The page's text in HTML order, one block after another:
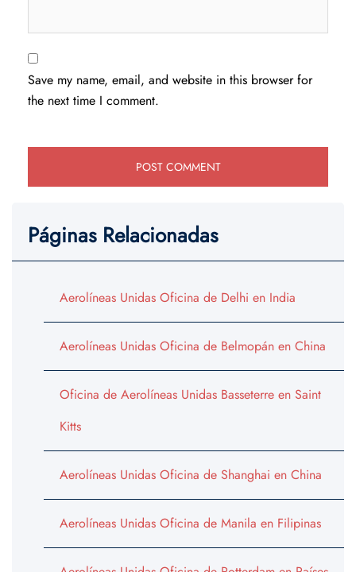
Save my name, email, and website in this browser for
the next time I comment.
Páginas Relacionadas
Aerolíneas Unidas Oficina de Delhi en India
Aerolíneas Unidas Oficina de Belmopán en China
Oficina de Aerolíneas Unidas Basseterre en Saint
Kitts
Aerolíneas Unidas Oficina de Shanghai en China
Aerolíneas Unidas Oficina de Manila en Filipinas